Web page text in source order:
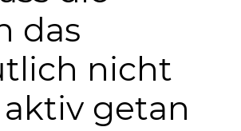
das
nicht
getan